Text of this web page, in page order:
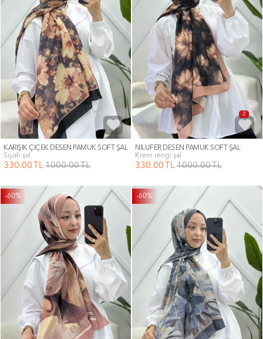
KARIŞIK ÇİÇEK DESEN PAMUK SOFT ŞAL
siyah şal
330.00 TL 1000.00TL
2
NİLÜFER DESEN PAMUK SOFT ŞAL
krem rengi şal
330.00 TL 1000.00TL
-60% -60%